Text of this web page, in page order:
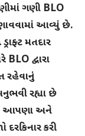
ગણી BLO
આવ્યું છે.
મતદાર
દ્વારા
રહેવાનું
રહ્યા છે
આપણા અને
કરી